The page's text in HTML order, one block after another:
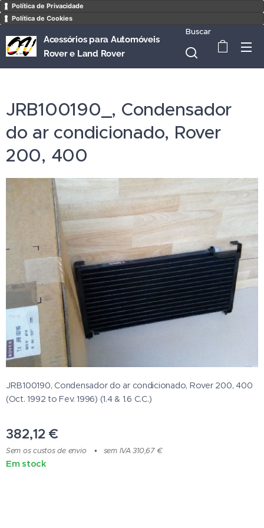
Política de Privacidade
Política de Cookies
Acessórios para Automóveis
Rover e Land Rover
Buscar
JRB100190_, Condensador
do ar condicionado, Rover
200, 400
JRB100190, Condensador do ar condicionado, Rover 200, 400
(Oct. 1992 to Fev. 1996) (1.4 & 1.6 C.C.)
382,12 €
Sem os custos de envio sem IVA 310,67 €
Em stock